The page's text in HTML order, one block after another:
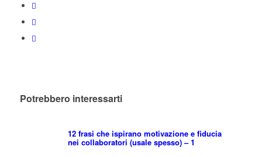
Potrebbero interessarti
12 frasi che ispirano motivazione e fiducia
nei collaboratori (usale spesso) – 1